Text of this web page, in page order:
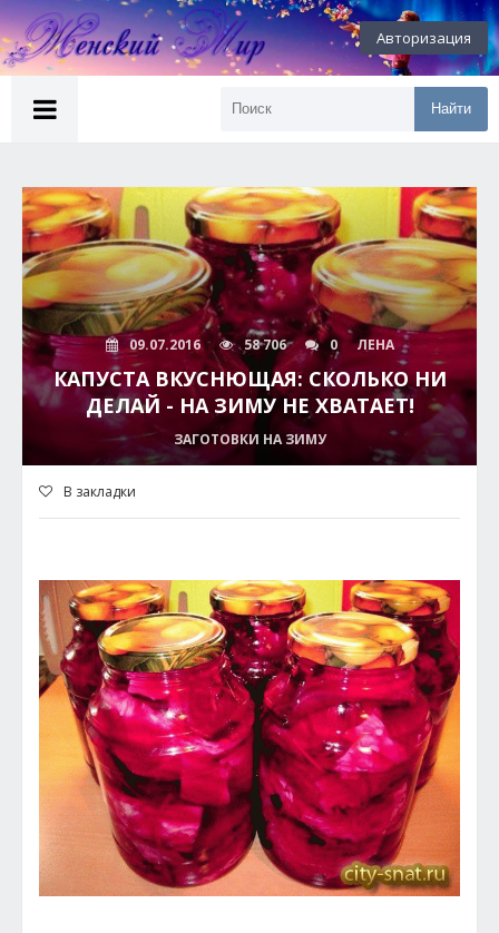
Авторизация
Найти
09.07.2016 58 706 0 ЛЕНА
КАПУСТА ВКУСНЮЩАЯ: СКОЛЬКО НИ
ДЕЛАЙ - НА ЗИМУ НЕ ХВАТАЕТ!
ЗАГОТОВКИ НА ЗИМУ
В закладки